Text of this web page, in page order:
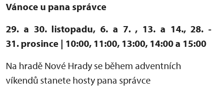
Vánoce u pana správce
29. a 30. listopadu, 6. a 7. , 13. a 14., 28. -
31. prosince | 10:00, 11:00, 13:00, 14:00 a 15:00
Na hradě Nové Hrady se během adventních
víkendů stanete hosty pana správce